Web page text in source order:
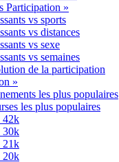
Participation »
vs sports
vs distances
vs sexe
vs semaines
de la participation
»
les plus populaires
les plus populaires
42k
30k
21k
20k